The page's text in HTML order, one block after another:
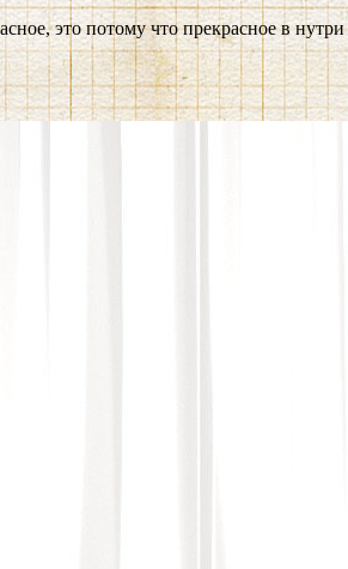
это потому что прекрасное в нутри